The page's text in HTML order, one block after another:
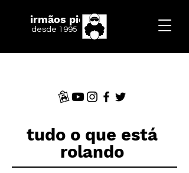
irmãos piologo
desde 1995
tudo o que está
rolando